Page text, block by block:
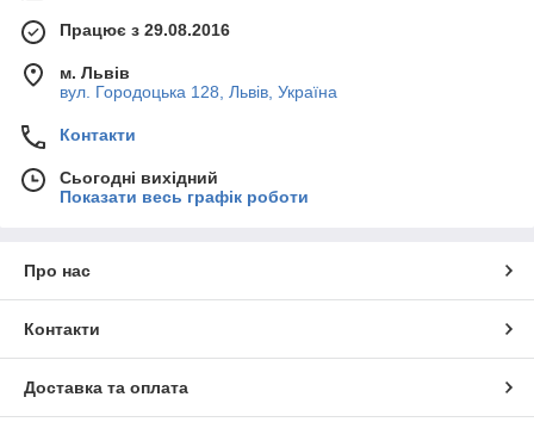
Працює з 29.08.2016
м. Львів
вул. Городоцька 128, Львів, Україна
Контакти
Сьогодні вихідний
Показати весь графік роботи
Про нас
Контакти
Доставка та оплата